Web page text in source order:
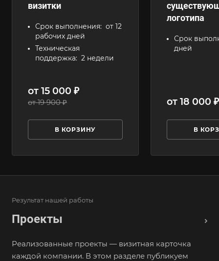
визитки
Срок выполнения: от 12
рабочих дней
Техническая
поддержка: 2 недели
от 15 000 ₽
от 19 900 ₽
В КОРЗИНУ
логотипа
Срок
дней
от 18 000 ₽
В
Результат нашей работы
Проекты
Реализованные проекты — визитная карточка
каждой компании. В этом разделе публикуем